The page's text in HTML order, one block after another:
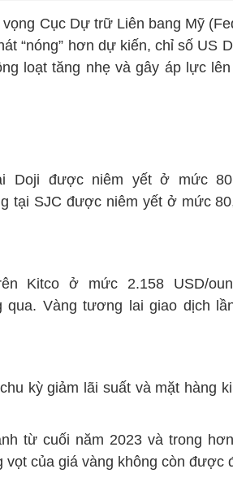
Cục Dự trữ Liên bang Mỹ
“nóng” hơn dự kiến, chỉ số US
loạt tăng nhẹ và gây áp lực
Doji được niêm yết ở mức
tại SJC được niêm yết ở mức
Kitco ở mức 2.158 USD/
qua. Vàng tương lai giao dịch
kỳ giảm lãi suất và mặt hàng
từ cuối năm 2023 và trong
vọt của giá vàng không còn được